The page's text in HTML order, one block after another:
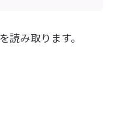
読み取ります。